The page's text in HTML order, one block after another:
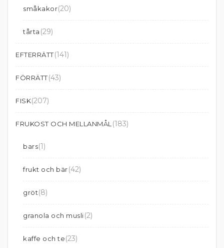
småkakor(20)
tårta (29)
EFTERRÄTT(141)
FÖRRÄTT(43)
FISK(207)
FRUKOST OCH MELLANMÅL (183)
bars(1)
frukt och bär(42)
gröt(8)
granola och musli(2)
kaffe och te(23)